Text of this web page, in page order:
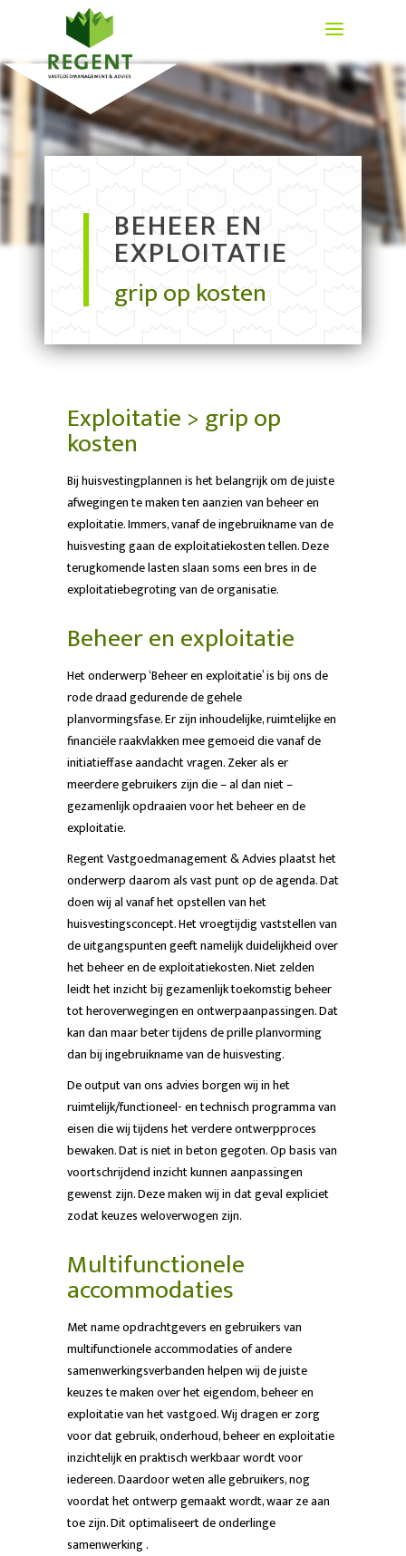
BEHEER EN
EXPLOITATIE
grip op kosten
Exploitatie > grip op
kosten
Bij huisvestingplannen is het belangrijk om de juiste
afwegingen te maken ten aanzien van beheer en
exploitatie. Immers, vanaf de ingebruikname van de
huisvesting gaan de exploitatiekosten tellen. Deze
terugkomende lasten slaan soms een bres in de
exploitatiebegroting van de organisatie.
Beheer en exploitatie
Het onderwerp ‘Beheer en exploitatie’ is bij ons de
rode draad gedurende de gehele
planvormingsfase. Er zijn inhoudelijke, ruimtelijke en
financiële raakvlakken mee gemoeid die vanaf de
initiatieffase aandacht vragen. Zeker als er
meerdere gebruikers zijn die – al dan niet –
gezamenlijk opdraaien voor het beheer en de
exploitatie.
Regent Vastgoedmanagement & Advies plaatst het
onderwerp daarom als vast punt op de agenda. Dat
doen wij al vanaf het opstellen van het
huisvestingsconcept. Het vroegtijdig vaststellen van
de uitgangspunten geeft namelijk duidelijkheid over
het beheer en de exploitatiekosten. Niet zelden
leidt het inzicht bij gezamenlijk toekomstig beheer
tot heroverwegingen en ontwerpaanpassingen. Dat
kan dan maar beter tijdens de prille planvorming
dan bij ingebruikname van de huisvesting.
De output van ons advies borgen wij in het
ruimtelijk/functioneel- en technisch programma van
eisen die wij tijdens het verdere ontwerpproces
bewaken. Dat is niet in beton gegoten. Op basis van
voortschrijdend inzicht kunnen aanpassingen
gewenst zijn. Deze maken wij in dat geval expliciet
zodat keuzes weloverwogen zijn.
Multifunctionele
accommodaties
Met name opdrachtgevers en gebruikers van
multifunctionele accommodaties of andere
samenwerkingsverbanden helpen wij de juiste
keuzes te maken over het eigendom, beheer en
exploitatie van het vastgoed. Wij dragen er zorg
voor dat gebruik, onderhoud, beheer en exploitatie
inzichtelijk en praktisch werkbaar wordt voor
iedereen. Daardoor weten alle gebruikers, nog
voordat het ontwerp gemaakt wordt, waar ze aan
toe zijn. Dit optimaliseert de onderlinge
samenwerking .